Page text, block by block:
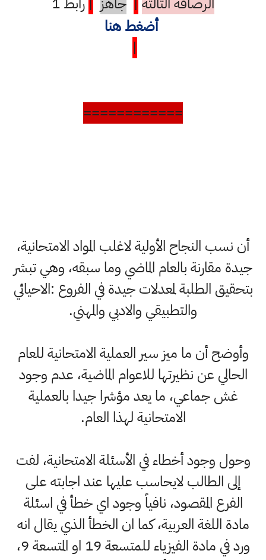
أضغط هنا
|
============
أن نسب النجاح الأولية لاغلب المواد الامتحانية،
جيدة مقارنة بالعام الماضي وما سبقه، وهي تبشر
بتحقيق الطلبة لمعدلات جيدة في الفروع :الاحيائي
والتطبيقي والادبي والمهني.
وأوضح أن ما ميز سير العملية الامتحانية للعام
الحالي عن نظيرتها للاعوام الماضية، عدم وجود
غش جماعي، ما يعد مؤشرا جيدا بالعملية
الامتحانية لهذا العام.
وحول وجود أخطاء في الأسئلة الامتحانية، لفت
إلى الطالب لايحاسب عليها عند اجابته على
الفرع المقصود، نافياً وجود اي خطأ في اسئلة
مادة اللغة العربية، كما ان الخطأ الذي يقال انه
ورد في مادة الفيزياء للمتسعة 19 او المتسعة 9،